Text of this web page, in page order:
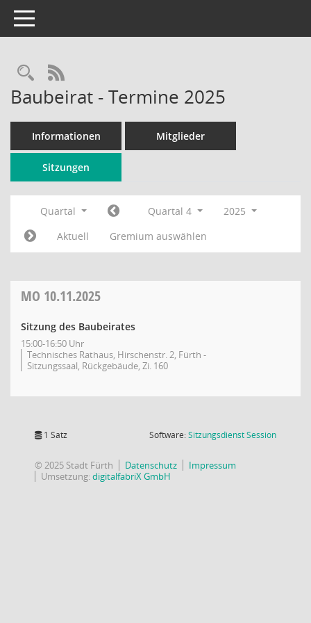
Toggle navigation
Rechercheauswahl
RSS-Feed
Baubeirat - Termine 2025
Informationen Mitglieder
Sitzungen
Quartal Quartal 4
2025
Aktuell
Gremium auswählen
MO 10.11.2025
Sitzung des Baubeirates
15:00-16:50 Uhr
Technisches Rathaus, Hirschenstr. 2, Fürth -
Sitzungssaal, Rückgebäude, Zi. 160
1 Satz Software:SitzungsdienstSession(Wird in
© 2025 Stadt Fürth Datenschutz
Impressum
Umsetzung:digitalfabriX GmbH